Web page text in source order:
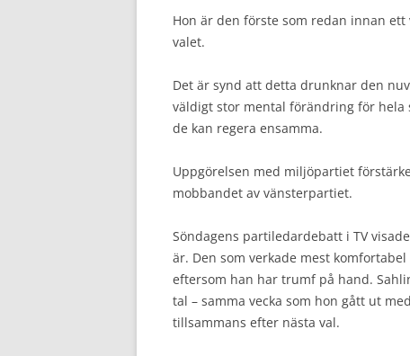
Hon är den förste som redan innan
valet.
Det är synd att detta drunknar den
väldigt stor mental förändring för
de kan regera ensamma.
Uppgörelsen med miljöpartiet
mobbandet av vänsterpartiet.
Söndagens partiledardebatt i TV
är. Den som verkade mest
eftersom han har trumf på hand.
tal – samma vecka som hon gått ut
tillsammans efter nästa val.